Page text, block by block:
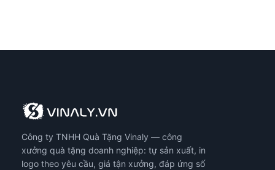
Công ty TNHH Quà Tặng Vinaly — công
xưởng quà tặng doanh nghiệp: tự sản xuất, in
logo theo yêu cầu, giá tận xưởng, đáp ứng số